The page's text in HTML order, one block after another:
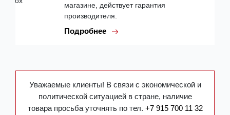
магазине, действует гарантия
производителя.
Подробнее
Уважаемые клиенты! В связи с экономической и
политической ситуацией в стране, наличие
товара просьба уточнять по тел. +7 915 700 11 32